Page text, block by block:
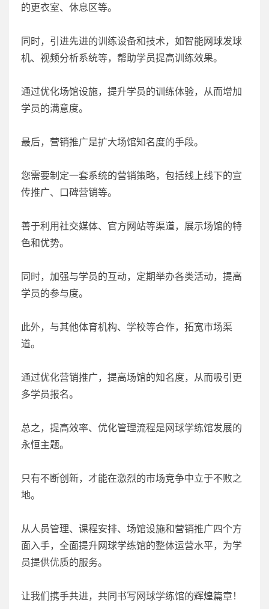
的更衣室、休息区等。
同时，引进先进的训练设备和技术，如智能网球发球
机、视频分析系统等，帮助学员提高训练效果。
通过优化场馆设施，提升学员的训练体验，从而增加
学员的满意度。
最后，营销推广是扩大场馆知名度的手段。
您需要制定一套系统的营销策略，包括线上线下的宣
传推广、口碑营销等。
善于利用社交媒体、官方网站等渠道，展示场馆的特
色和优势。
同时，加强与学员的互动，定期举办各类活动，提高
学员的参与度。
此外，与其他体育机构、学校等合作，拓宽市场渠
道。
通过优化营销推广，提高场馆的知名度，从而吸引更
多学员报名。
总之，提高效率、优化管理流程是网球学练馆发展的
永恒主题。
只有不断创新，才能在激烈的市场竞争中立于不败之
地。
从人员管理、课程安排、场馆设施和营销推广四个方
面入手，全面提升网球学练馆的整体运营水平，为学
员提供优质的服务。
让我们携手共进，共同书写网球学练馆的辉煌篇章！